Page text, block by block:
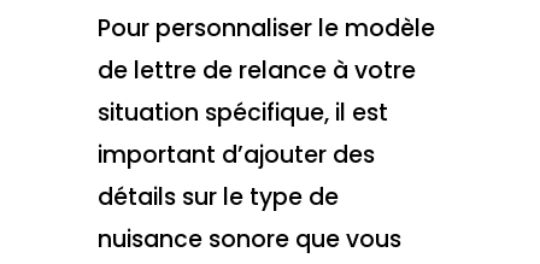
Pour personnaliser le modèle
de lettre de relance à votre
situation spécifique, il est
important d’ajouter des
détails sur le type de
nuisance sonore que vous